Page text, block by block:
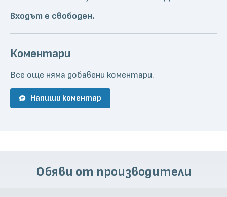
Входът е свободен.
Коментари
Все още няма добавени коментари.
Напиши коментар
Обяви от производители